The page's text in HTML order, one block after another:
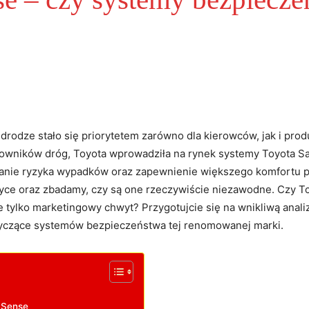
stało się priorytetem zarówno dla kierowców, jak i
dróg, Toyota wprowadziła na rynek systemy Toyota
ryzyka wypadków oraz zapewnienie większego komfortu
oraz zbadamy, czy są one rzeczywiście niezawodne. Czy
marketingowy chwyt? Przygotujcie się na wnikliwą
systemów bezpieczeństwa tej renomowanej marki.